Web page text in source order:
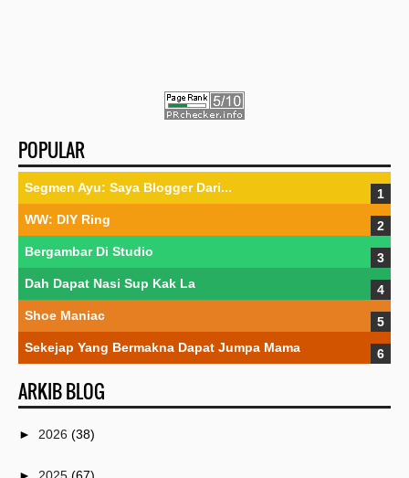
POPULAR
Segmen Ayu: Saya Blogger Dari...
WW: DIY Ring
Bergambar Di Studio
Dah Dapat Nasi Sup Kak La
Shoe Maniac
Sekejap Yang Bermakna Dapat Jumpa Mama
ARKIB BLOG
► 2026 (38)